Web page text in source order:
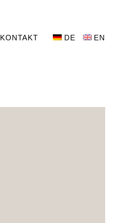
KONTAKT DE EN